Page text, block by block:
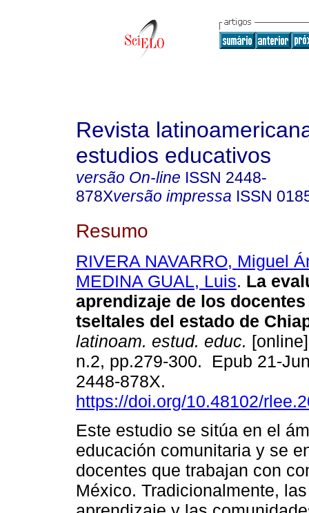
Revista
estudios educativos
versão On-line ISSN 2448-
878Xversão impressa ISSN
Resumo
RIVERA NAVARRO, Miguel
MEDINA GUAL, Luis. La
aprendizaje de los
tseltales del estado de
latinoam. estud. educ.
n.2, pp.279-300. Epub 21-
2448-878X.
https://doi.org/10.48102/
Este estudio se sitúa en el
educación comunitaria y se
docentes que trabajan con
México. Tradicionalmente,